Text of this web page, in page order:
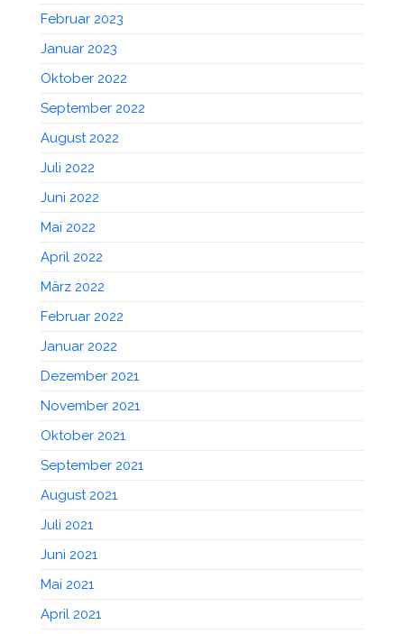
Februar 2023
Januar 2023
Oktober 2022
September 2022
August 2022
Juli 2022
Juni 2022
Mai 2022
April 2022
März 2022
Februar 2022
Januar 2022
Dezember 2021
November 2021
Oktober 2021
September 2021
August 2021
Juli 2021
Juni 2021
Mai 2021
April 2021